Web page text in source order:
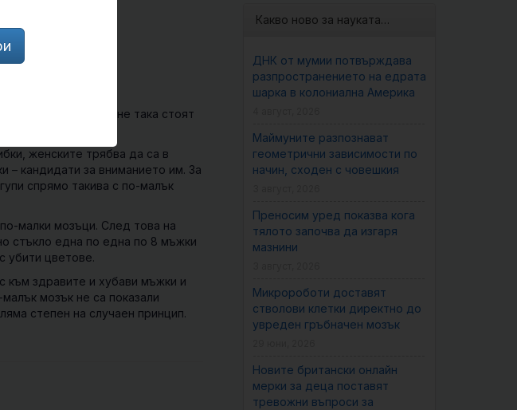
Или… поне така стоят
женските трябва да са в
– кандидати за вниманието им. За
спрямо такива с по-малък
малки мозъци. След това на
стъкло една по една по 8 мъжки
убити цветове.
към здравите и хубави мъжки и
мозък не са показали
степен на случаен принцип.
Какво ново за науката…
ДНК от мумии потвърждава
разпространението на едрата
шарка в колониална Америка
Маймуните разпознават
геометрични зависимости по
начин, сходен с човешкия
Преносим уред показва кога
тялото започва да изгаря
мазнини
Микророботи доставят
стволови клетки директно до
увреден гръбначен мозък
Новите британски онлайн
мерки за деца поставят
тревожни въпроси за